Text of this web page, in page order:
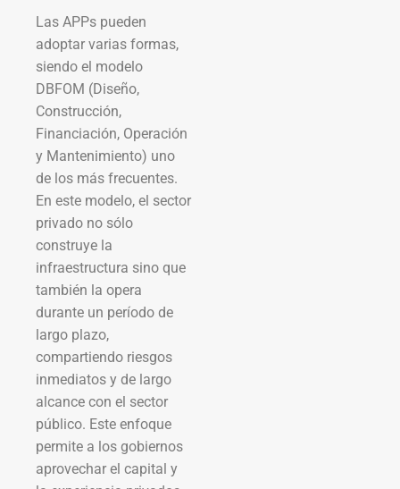
Las APPs pueden
adoptar varias formas,
siendo el modelo
DBFOM (Diseño,
Construcción,
Financiación, Operación
y Mantenimiento) uno
de los más frecuentes.
En este modelo, el sector
privado no sólo
construye la
infraestructura sino que
también la opera
durante un período de
largo plazo,
compartiendo riesgos
inmediatos y de largo
alcance con el sector
público. Este enfoque
permite a los gobiernos
aprovechar el capital y